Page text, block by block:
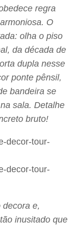
regra
O
olha o piso
da década de
dupla nesse
ponte pênsil,
bandeira se
sala. Detalhe
bruto!
e,
inusitado que